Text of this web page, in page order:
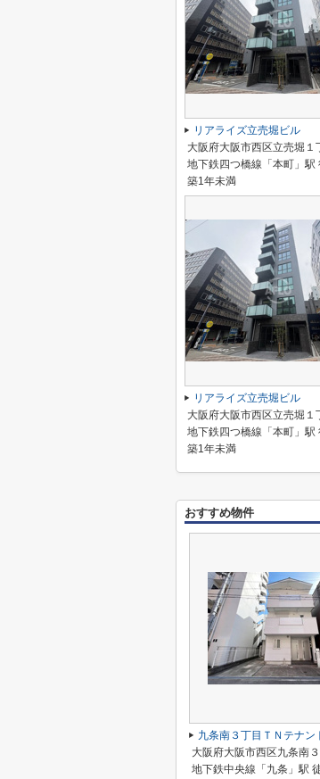
リアライズ立売堀ビル
大阪府大阪市西区立売堀１
地下鉄四つ橋線「本町」駅
築1年未満
リアライズ立売堀ビル
大阪府大阪市西区立売堀１
地下鉄四つ橋線「本町」駅
築1年未満
おすすめ物件
九条南３丁目ＴＮテナン
大阪府大阪市西区九条南３
地下鉄中央線「九条」駅